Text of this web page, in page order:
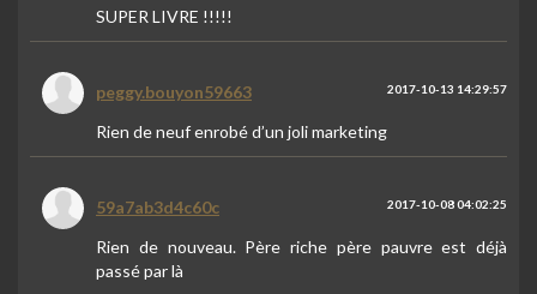
SUPER LIVRE !!!!!
peggy.bouyon59663 2017-10-13 14:29:57
Rien de neuf enrobé d’un joli marketing
59a7ab3d4c60c 2017-10-08 04:02:25
Rien de nouveau. Père riche père pauvre est déjà
passé par là